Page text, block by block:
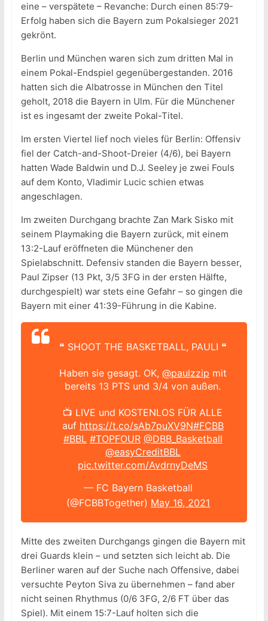
eine – verspätete – Revanche: Durch einen 85:79-
Erfolg haben sich die Bayern zum Pokalsieger 2021
gekrönt.
Berlin und München waren sich zum dritten Mal in
einem Pokal-Endspiel gegenübergestanden. 2016
hatten sich die Albatrosse in München den Titel
geholt, 2018 die Bayern in Ulm. Für die Münchener
ist es ingesamt der zweite Pokal-Titel.
Im ersten Viertel lief noch vieles für Berlin: Offensiv
fiel der Catch-and-Shoot-Dreier (4/6), bei Bayern
hatten Wade Baldwin und D.J. Seeley je zwei Fouls
auf dem Konto, Vladimir Lucic schien etwas
angeschlagen.
Im zweiten Durchgang brachte Zan Mark Sisko mit
seinem Playmaking die Bayern zurück, mit einem
13:2-Lauf eröffneten die Münchener den
Spielabschnitt. Defensiv standen die Bayern besser,
Paul Zipser (13 Pkt, 3/5 3FG in der ersten Hälfte,
durchgespielt) war stets eine Gefahr – so gingen die
Bayern mit einer 41:39-Führung in die Kabine.
❝ SHOOT THE BASKETBALL, PAULI ❝
Haben sie gesagt. OK, @paulzzip mit
bereits 13 PTS und 3/4 von außen.
📺 LIVE und KOSTENLOS FÜR ALLE
auf https://t.co/sAb7puXV9N#FCBB
#BBL #TOPFOUR @DBB_Basketball
@easyCreditBBL
pic.twitter.com/AvdrnyDeMS
— FC Bayern Basketball
(@FCBBTogether) May 16, 2021
Mitte des zweiten Durchgangs gingen die Bayern mit
drei Guards klein – und setzten sich leicht ab. Die
Berliner waren auf der Suche nach Offensive, dabei
versuchte Peyton Siva zu übernehmen – fand aber
nicht seinen Rhythmus (0/6 3FG, 2/6 FT über das
Spiel). Mit einem 15:7-Lauf holten sich die